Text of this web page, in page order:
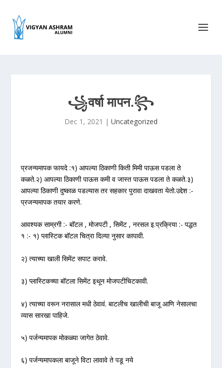
꧁वर्षा मापन.꧂
Dec 1, 2021 | Uncategorized
प्रजन्यमापक फायदे :१) आपल्या ठिकाणी किती मिमी पाऊस पडला ते
कळते.२) आपल्या ठिकाणी पाऊस कमी व जास्त पाऊस पडला ते कळते.३)
आपल्या ठिकाणी दुष्काळ पडल्यास तर सहकार पुरावा दाखवता येतो.उद्देश :-
प्रजन्यमापक तयार करणे.
आवश्यक साम्रगी :- बॉटल , मोजपटी , सिमेंट , नरसल इ.प्रक्रिया :- पद्धत
१ :- १) प्लास्टिक बॉटल चित्रा दिल्या नुसार कापावी.
२) त्याच्या खाली सिमेंट सपाट करावे.
३) प्लास्टिकच्या बॉटला सिमेंट इथून मोजपटीचिटकावी.
४) त्याच्या वरून नरासाल मधी ठेवावं. बाटलीच खालीची बाजू आणि नेसालचा
व्यास सारखा पाहिजे.
५) पर्जन्यमापक मोकळ्या जागेत ठेवावे.
६) पर्जन्यमापकला बाजूने विटा लावावे ते पडू नये